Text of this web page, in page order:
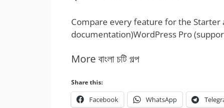
Compare every feature for the Starter
documentation)WordPress Pro
More বাংলা চটি গল্প
Share this:
Facebook WhatsApp